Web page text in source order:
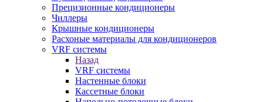
Прецизионные кондиционеры
Чиллеры
Крышные кондиционеры
Расхоные материалы для кондиционеров
VRF системы
Назад
VRF системы
Настенные блоки
Кассетные блоки